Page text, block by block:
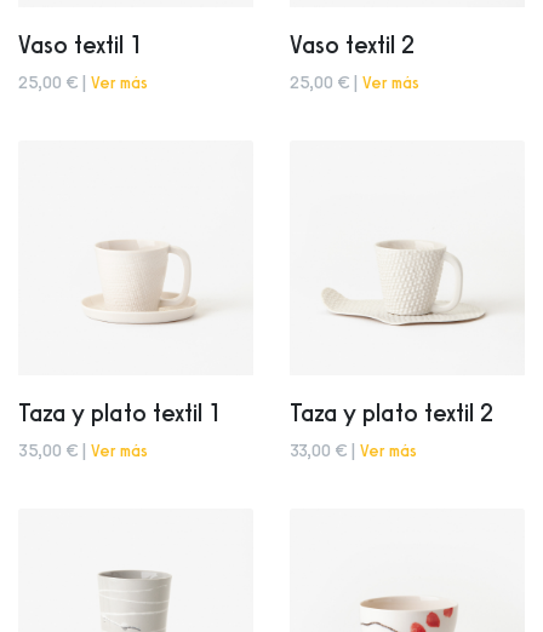
Vaso textil 1
25,00 € | Ver más
Vaso textil 2
25,00 € | Ver más
Taza y plato textil 1
35,00 € | Ver más
Taza y plato textil 2
33,00 € | Ver más